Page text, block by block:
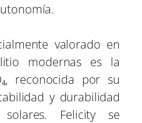
valorado en
modernas es la
reconocida por su
y durabilidad
Felicity se